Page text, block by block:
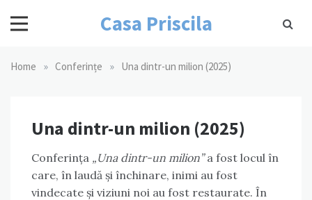
content
Casa Priscila
Home » Conferințe » Una dintr-un milion (2025)
Una dintr-un milion (2025)
Conferința „Una dintr-un milion”a fost locul în
care, în laudă și închinare, inimi au fost
vindecate și viziuni noi au fost restaurate. În